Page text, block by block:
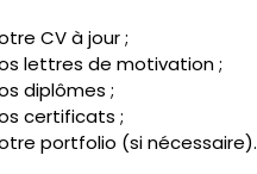
CV à jour ;
lettres de motivation ;
diplômes ;
certificats ;
portfolio (si nécessaire).